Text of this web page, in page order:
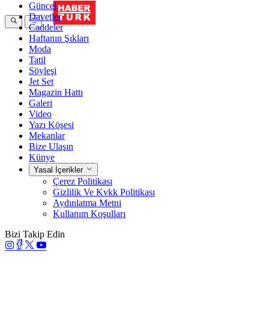
Güncel
Davetler
Caddeler
Haftanın Şıkları
Moda
Tatil
Söyleşi
Jet Set
Magazin Hattı
Galeri
Video
Yazı Köşesi
Mekanlar
Bize Ulaşın
Künye
Yasal İçerikler
Çerez Politikası
Gizlilik Ve Kvkk Politikası
Aydınlatma Metni
Kullanım Koşulları
Bizi Takip Edin